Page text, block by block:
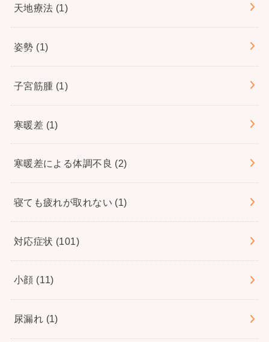
天地療法 (1)
姿勢 (1)
子宮筋腫 (1)
寒暖差 (1)
寒暖差による体調不良 (2)
寝ても疲れが取れない (1)
対応症状 (101)
小顔 (11)
尿漏れ (1)